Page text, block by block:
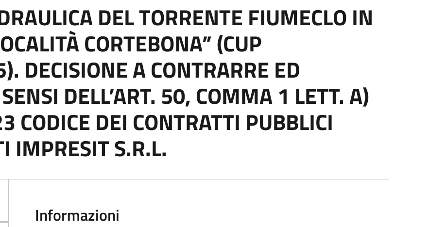
DEL TORRENTE FIUMECLO IN
CORTEBONA” (CUP
A CONTRARRE ED
DELL’ART. 50, COMMA 1 LETT. A)
CODICE DEI CONTRATTI PUBBLICI
IMPRESIT S.R.L.
Informazioni